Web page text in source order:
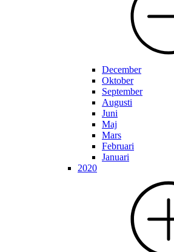
December
Oktober
September
Augusti
Juni
Maj
Mars
Februari
Januari
2020